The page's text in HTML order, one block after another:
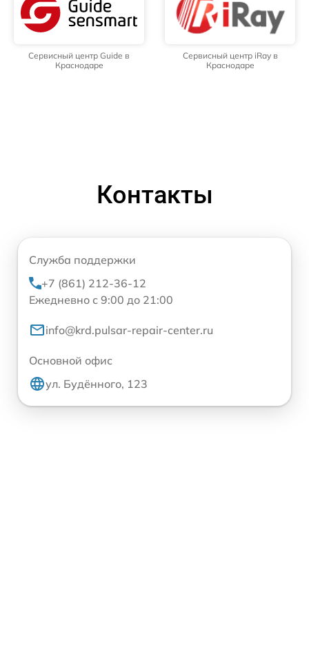
Сервисный центр Guide в
Краснодаре
Сервисный центр iRay в
Краснодаре
Контакты
Служба поддержки
+7 (861) 212-36-12
Ежедневно с 9:00 до 21:00
info@krd.pulsar-repair-center.ru
Основной офис
ул. Будённого, 123